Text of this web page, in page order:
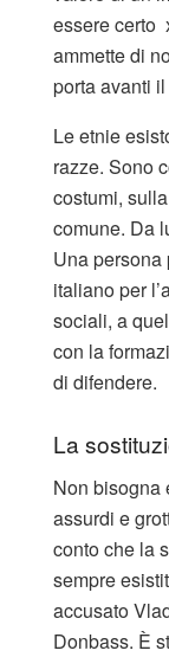
essere certo
ammette di
porta avanti
Le etnie
razze. Sono
costumi,
comune. Da
Una
italiano per
sociali, a
con la
di difendere.
La
Non bisogna
assurdi e
conto che la
sempre
accusato
Donbass. È